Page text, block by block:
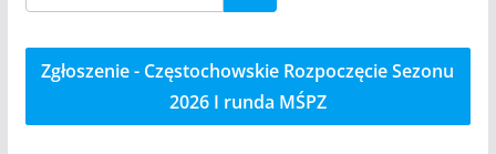
Zgłoszenie - Częstochowskie Rozpoczęcie Sezonu
2026 I runda MŚPZ